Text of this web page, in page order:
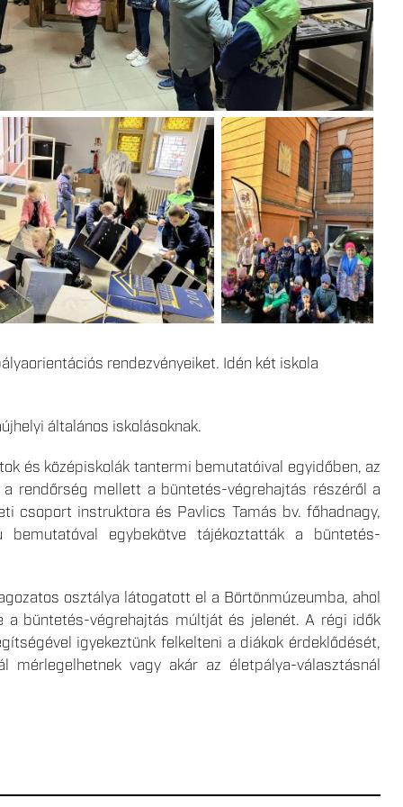
rendezvényeiket. Idén két iskola
általános iskolásoknak.
és középiskolák tantermi bemutatóival egyidőben, az
rendőrség mellett a büntetés-végrehajtás részéről a
csoport instruktora és Pavlics Tamás bv. főhadnagy,
egybekötve tájékoztatták a büntetés-
osztálya látogatott el a Börtönmúzeumba, ahol
büntetés-végrehajtás múltját és jelenét. A régi idők
igyekeztünk felkelteni a diákok érdeklődését,
vagy akár az életpálya-választásnál